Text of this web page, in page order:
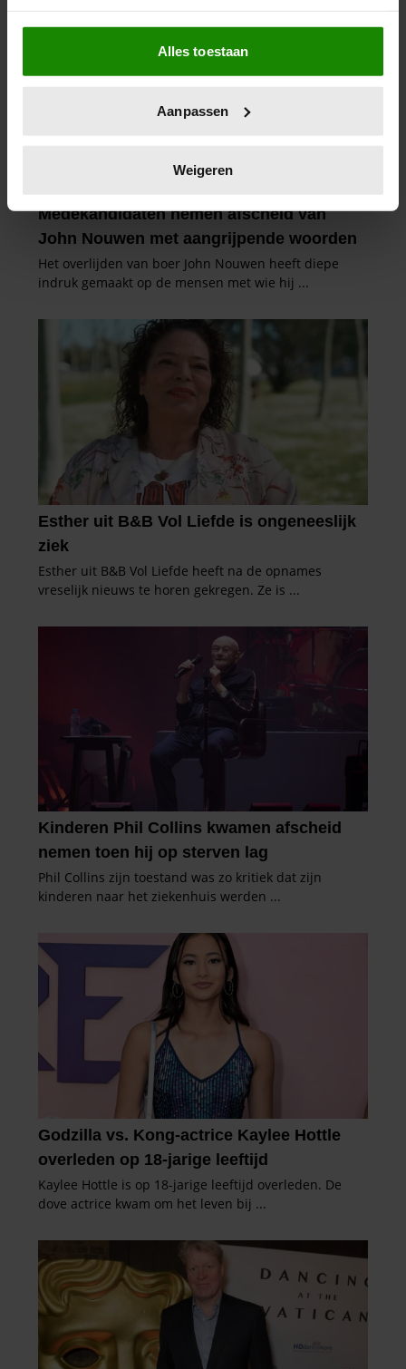
Als u het toestaat, willen we ook graag:
Informatie verzamelen over uw geografische
locatie, die tot een paar meter nauwkeurig kan zijn
scannen op specifieke eigenschappen (fingerprinting)
verwerkt en stel uw voorkeuren in het
intrekken in de Cookieverklaring.
personaliseren, om functies voor social media te bieden
informatie over uw gebruik van onze site met onze
partners voor social media, adverteren en analyse. Deze
partners kunnen deze gegevens combineren met andere
informatie die u aan ze heeft verstrekt of die ze hebben
verzameld op basis van uw gebruik van hun services. U
gaat akkoord met onze cookies als u onze website blijft
gebruiken.
Alles toestaan
Aanpassen
Weigeren